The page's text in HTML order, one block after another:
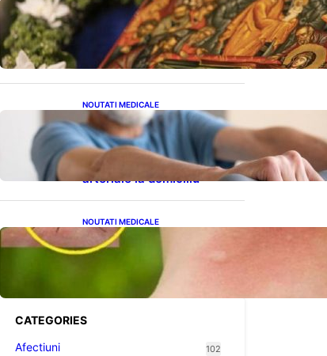
Postul Adormirii Maicii
Domnului: Tradiții,
Superstiții și Implicații
Spiritualitate în 2026
NOUTATI MEDICALE
Îmbunătățirea sănătății
cardiovasculare: Patru
exerciții simple pentru
reducerea tensiunii
arteriale la domiciliu
NOUTATI MEDICALE
Cum bacteriile pielii
influențează atracția
țânțarilor: O nouă viziune
asupra alegerii victimelor
CATEGORIES
Afectiuni
102